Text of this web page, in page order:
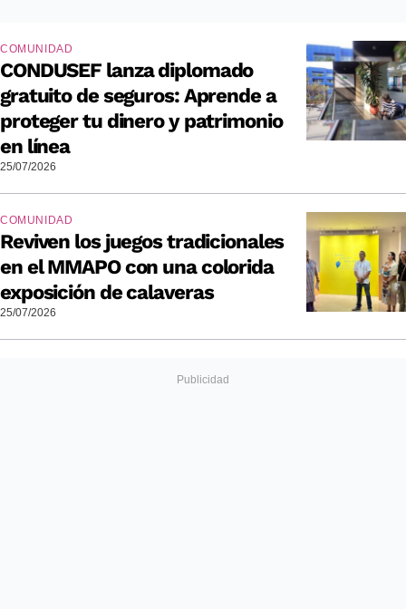
COMUNIDAD
CONDUSEF lanza diplomado
gratuito de seguros: Aprende a
proteger tu dinero y patrimonio
en línea
25/07/2026
COMUNIDAD
Reviven los juegos tradicionales
en el MMAPO con una colorida
exposición de calaveras
25/07/2026